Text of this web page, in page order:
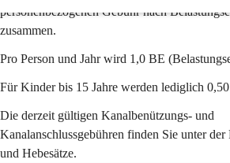
personenbezogenen Gebühr nach
zusammen.
Pro Person und Jahr wird 1,0 BE
Für Kinder bis 15 Jahre werden lediglich
Die derzeit gültigen Kanalbenützungs- und
Kanalanschlussgebühren finden Sie unter
und Hebesätze.